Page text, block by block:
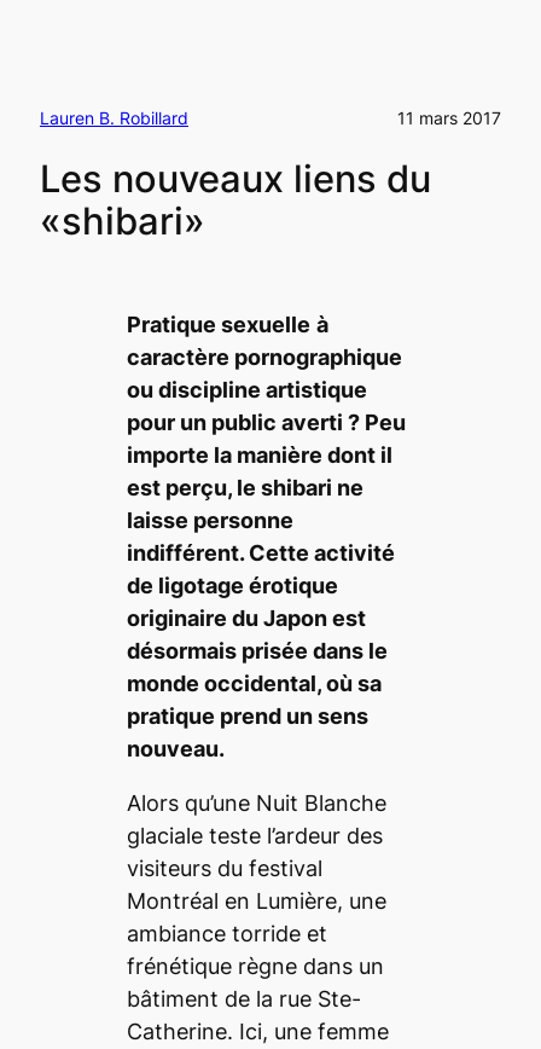
Lauren B. Robillard 11 mars 2017
Les nouveaux liens du
«shibari»
Pratique sexuelle à
caractère pornographique
ou discipline artistique
pour un public averti ? Peu
importe la manière dont il
est perçu, le shibari ne
laisse personne
indifférent. Cette activité
de ligotage érotique
originaire du Japon est
désormais prisée dans le
monde occidental, où sa
pratique prend un sens
nouveau.
Alors qu’une Nuit Blanche
glaciale teste l’ardeur des
visiteurs du festival
Montréal en Lumière, une
ambiance torride et
frénétique règne dans un
bâtiment de la rue Ste-
Catherine. Ici, une femme